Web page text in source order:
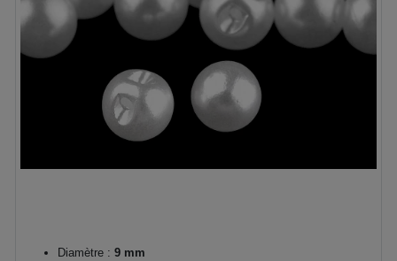
Diamètre : 9 mm